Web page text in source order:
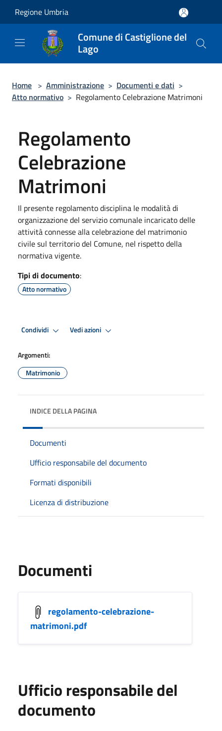
Regione Umbria
Comune di Castiglione del
Lago
Home > Amministrazione > Documenti e dati >
Atto normativo > Regolamento Celebrazione Matrimoni
Regolamento
Celebrazione
Matrimoni
Il presente regolamento disciplina le modalità di
organizzazione del servizio comunale incaricato delle
attività connesse alla celebrazione del matrimonio
civile sul territorio del Comune, nel rispetto della
normativa vigente.
Tipi di documento:
Atto normativo
Condividi Vedi azioni
Argomenti:
Matrimonio
INDICE DELLA PAGINA
Documenti
Ufficio responsabile del documento
Formati disponibili
Licenza di distribuzione
Documenti
regolamento-celebrazione-
matrimoni.pdf
Ufficio responsabile del
documento